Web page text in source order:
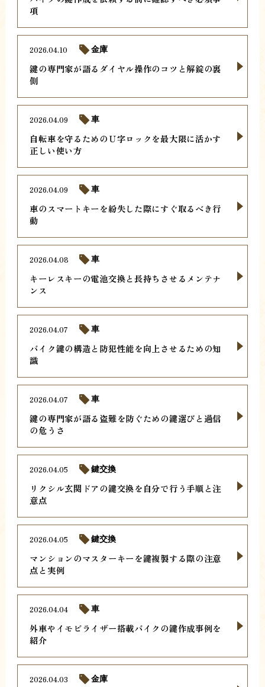
項
鍵の専門家が語るダイヤル操作のコツと解錠の裏
側
2026.04.10 金庫
自転車を守るためのＵ字ロックを最大限に活かす
正しい使い方
2026.04.09 車
車のスマートキーを紛失した際にすぐ取るべき行
動
2026.04.09 車
キーレスキーの電池交換と長持ちさせるメンテナ
ンス
2026.04.08 車
バイク鍵の構造と防犯性能を向上させるための知
識
2026.04.07 車
鍵の専門家が語る盗難を防ぐための鍵選びと過信
の危うさ
2026.04.07 車
リクシル玄関ドアの鍵交換を自分で行う手順と注
意点
2026.04.05 鍵交換
マンションのマスターキーを鍵複製する際の注意
点と実例
2026.04.05 鍵交換
外車やイモビライザー搭載バイクの鍵作成事例を
紹介
2026.04.04 車
2026.04.03 金庫